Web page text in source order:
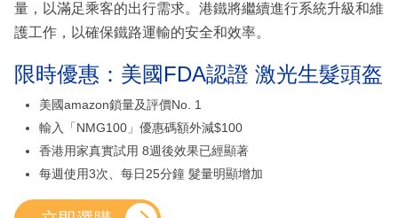
量，以滿足乘客的出行需求。港鐵將繼續進行系統升級和維
護工作，以確保鐵路運輸的安全和效率。
限時優惠：美國FDA認證 激光生髮頭盔
美國amazon鎖量及評價No. 1
輸入「NMG100」優惠碼額外減$100
香港用家真實試用 8週後效果已經顯著
每週使用3次、每日25分鐘 髮量明顯增加